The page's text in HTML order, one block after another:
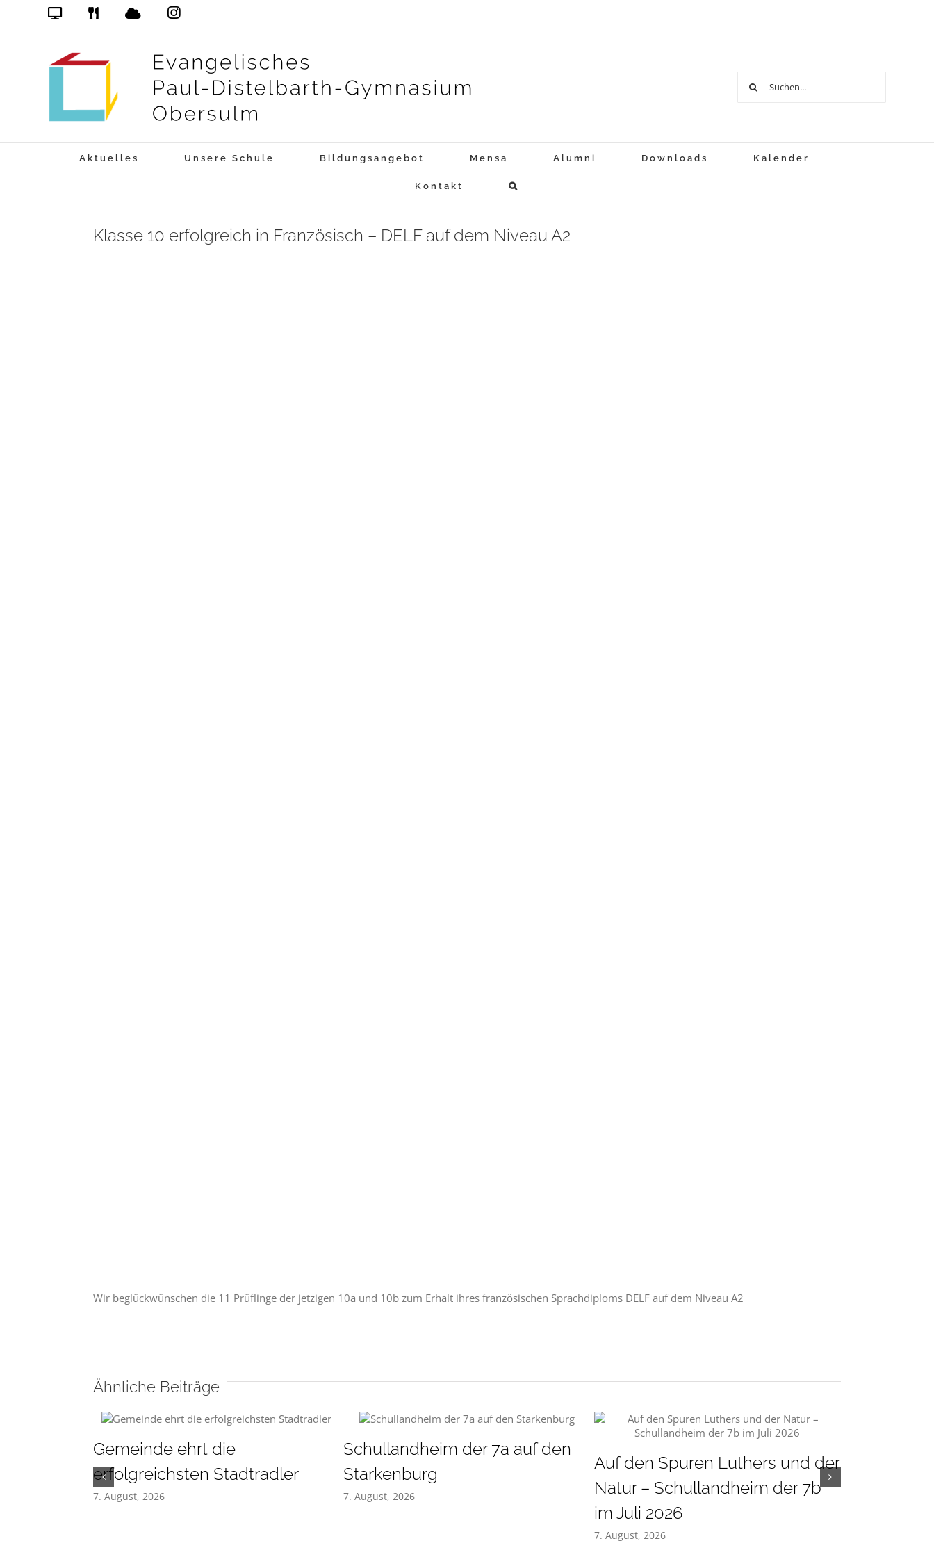
Inhalt
Mensa PDG
Das
Instagram
Suche
Aktuelles Unsere Schule Bildungsangebot Mensa Alumni Downloads Kalender
Kontakt
Klasse 10 erfolgreich in Französisch – DELF auf dem Niveau A2
Wir beglückwünschen die 11 Prüflinge der jetzigen 10a und 10b zum Erhalt ihres französischen Sprachdiploms DELF auf dem Niveau A2
Ähnliche Beiträge
Gemeinde ehrt die
erfolgreichsten Stadtradler
7. August, 2026
Schullandheim der 7a auf den
Starkenburg
7. August, 2026
Auf den Spuren Luthers und der
Natur – Schullandheim der 7b
im Juli 2026
7. August, 2026